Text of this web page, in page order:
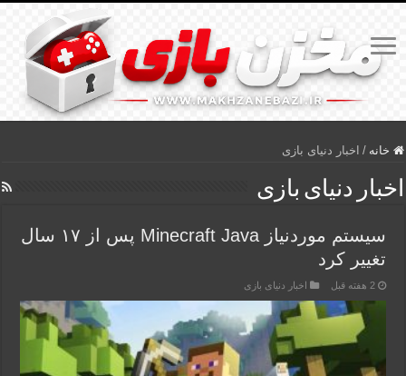
خانه / اخبار دنیای بازی
اخبار دنیای بازی
سیستم موردنیاز Minecraft Java پس از ۱۷ سال
تغییر کرد
2 هفته قبل اخبار دنیای بازی